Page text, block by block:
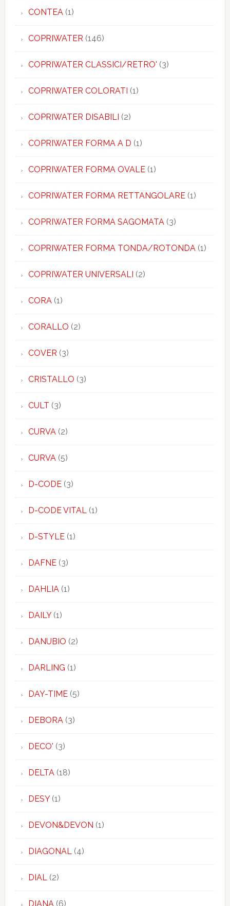
CONTEA(1)
COPRIWATER (146)
COPRIWATER CLASSICI/RETRO' (3)
COPRIWATER COLORATI (1)
COPRIWATER DISABILI (2)
COPRIWATER FORMA A D (1)
COPRIWATER FORMA OVALE(1)
COPRIWATER FORMA RETTANGOLARE(1)
COPRIWATER FORMA SAGOMATA(3)
COPRIWATER FORMA TONDA/ROTONDA(1)
COPRIWATER UNIVERSALI (2)
CORA(1)
CORALLO (2)
COVER (3)
CRISTALLO (3)
CULT (3)
CURVA(2)
CURVA(5)
D-CODE(3)
D-CODE VITAL(1)
D-STYLE(1)
DAFNE(3)
DAHLIA(1)
DAILY(1)
DANUBIO (2)
DARLING (1)
DAY-TIME(5)
DEBORA(3)
DECO' (3)
DELTA(18)
DESY(1)
DEVON&DEVON (1)
DIAGONAL(4)
DIAL(2)
DIANA (6)